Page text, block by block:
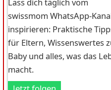
swissmom WhatsApp-
inspirieren: Praktische
für Eltern, Wissenswertes
Baby und alles, was das
macht.